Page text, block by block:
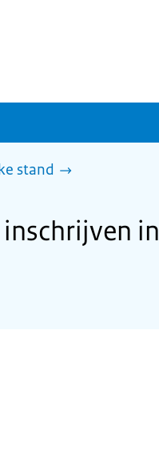
stand
in